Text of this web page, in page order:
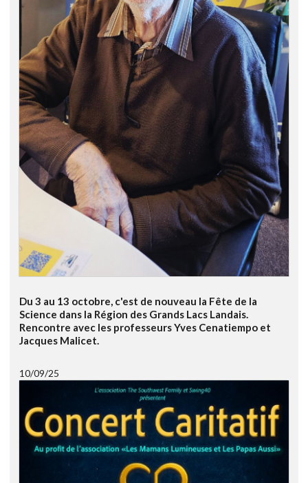
Du 3 au 13 octobre, c'est de nouveau la Fête de la
Science dans la Région des Grands Lacs Landais.
Rencontre avec les professeurs Yves Cenatiempo et
Jacques Malicet.
10/09/25